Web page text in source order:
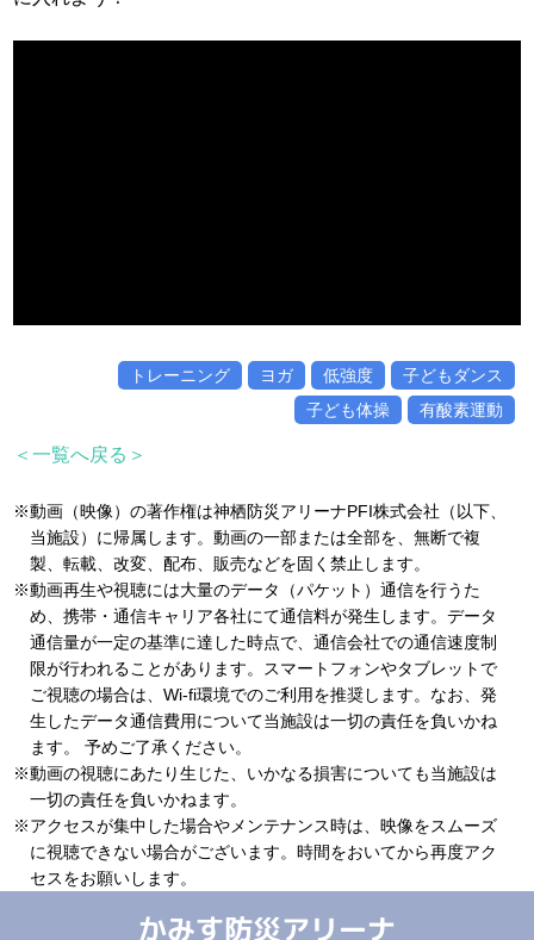
トレーニング ヨガ 低強度
子どもダンス
子ども体操
有酸素運動
＜一覧へ戻る＞
※動画（映像）の著作権は神栖防災アリーナPFI株式会社（以下、
当施設）に帰属します。動画の一部または全部を、無断で複
製、転載、改変、配布、販売などを固く禁止します。
※動画再生や視聴には大量のデータ（パケット）通信を行うた
め、携帯・通信キャリア各社にて通信料が発生します。データ
通信量が一定の基準に達した時点で、通信会社での通信速度制
限が行われることがあります。スマートフォンやタブレットで
ご視聴の場合は、Wi-fi環境でのご利用を推奨します。なお、発
生したデータ通信費用について当施設は一切の責任を負いかね
ます。 予めご了承ください。
※動画の視聴にあたり生じた、いかなる損害についても当施設は
一切の責任を負いかねます。
※アクセスが集中した場合やメンテナンス時は、映像をスムーズ
に視聴できない場合がございます。時間をおいてから再度アク
セスをお願いします。
かみす防災アリーナ